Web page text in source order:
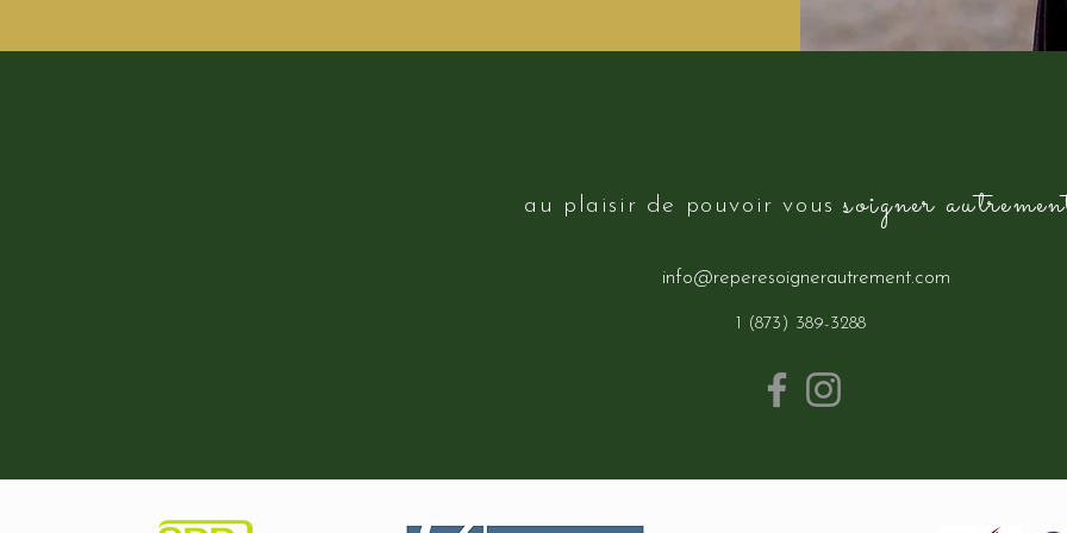
au plaisir de pouvoir voussoigner
info@reperesoignerautrement.com
1 (873) 389-3288